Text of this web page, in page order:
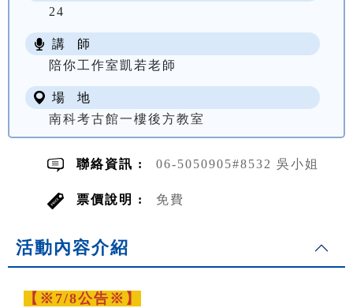
24
講 師
陪你工作室凱若老師
場 地
南科考古館一樓後方教室
聯絡資訊 : 06-5050905#8532 吳小姐
票價說明 : 免費
活動內容介紹
【※7/8公告※】